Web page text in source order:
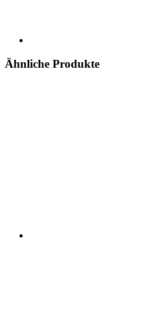
Ähnliche Produkte